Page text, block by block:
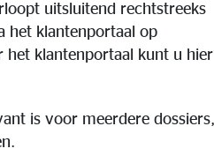
uitsluitend rechtstreeks
het klantenportaal op
het klantenportaal kunt u hier
is voor meerdere dossiers,